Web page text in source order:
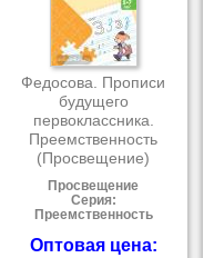
Федосова. Прописи
будущего
первоклассника.
Преемственность
(Просвещение)
Просвещение
Серия:
Преемственность
Оптовая цена: